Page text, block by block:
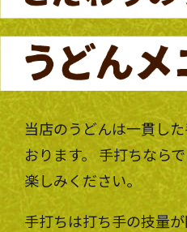
当店のうどんは一貫し
おります。 手打ちなら
楽しみください。
手打ちは打ち手の技量